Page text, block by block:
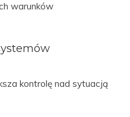
warunków
kontrolę nad sytuacją